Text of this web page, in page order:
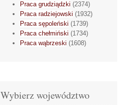
Praca grudziądzki (2374)
Praca radziejowski (1932)
Praca sępoleński (1739)
Praca chełmiński (1734)
Praca wąbrzeski (1608)
Wybierz województwo